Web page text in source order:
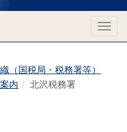
（国税局・税務署等）
内 北沢税務署